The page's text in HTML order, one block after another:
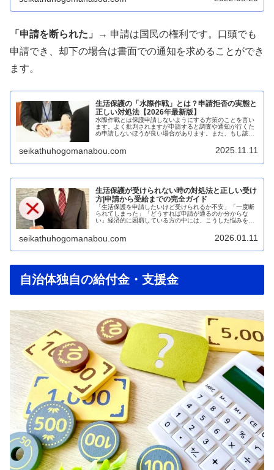
「申請を断られた」→ 申請は国民の権利です。口頭でも
申請でき、却下の場合は書面での通知を求めることができ
ます。
生活保護の「水際作戦」とは？申請拒否の実態と
正しい対処法【2026年最新版】
水際作戦とは保護申請しないようにする方策のことを言い
ます。よく批判されますが申請すると調査や通知が行くた
め申請しないほうが良い場合があります。また、もし該当
seikathuhogomanabou.com 2025.11.11
生活保護が受けられない時の対処法と正しい受け
方|申請から受給までの完全ガイド
「生活保護を申請したいけど受けられるか不安」「一度断
られてしまった」「どうすれば申請が通るのか分からな
い」経済的に困窮している方の中には、こうした悩みを抱
seikathuhogomanabou.com 2026.01.11
自治体独自の給付金・支援金